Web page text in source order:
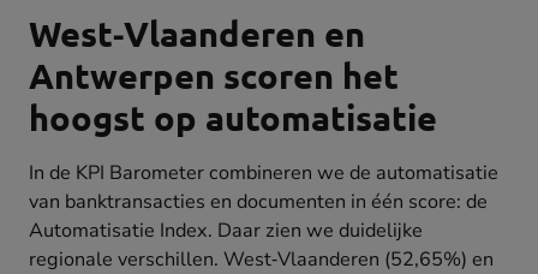
West‑Vlaanderen en
Antwerpen scoren het
hoogst op automatisatie
In de KPI Barometer combineren we de automatisatie
van banktransacties en documenten in één score: de
Automatisatie Index. Daar zien we duidelijke
regionale verschillen. West‑Vlaanderen (52,65%) en